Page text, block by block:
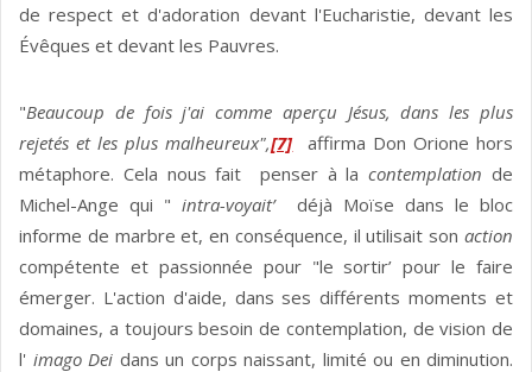
de respect et d'adoration devant l'Eucharistie, devant les
Évêques et devant les Pauvres.
"Beaucoup de fois j'ai comme aperçu Jésus, dans les plus
rejetés et les plus malheureux",[7]
affirma Don Orione hors
métaphore. Cela nous fait penser à lacontemplationde
Michel-Ange qui " intra-voyait’ déjà Moïse dans le bloc
informe de marbre et, en conséquence, il utilisait son action
compétente et passionnée pour "le sortir’ pour le faire
émerger. L'action d'aide, dans ses différents moments et
domaines, a toujours besoin de contemplation, de vision de
l' imago Dei dans un corps naissant, limité ou en diminution.